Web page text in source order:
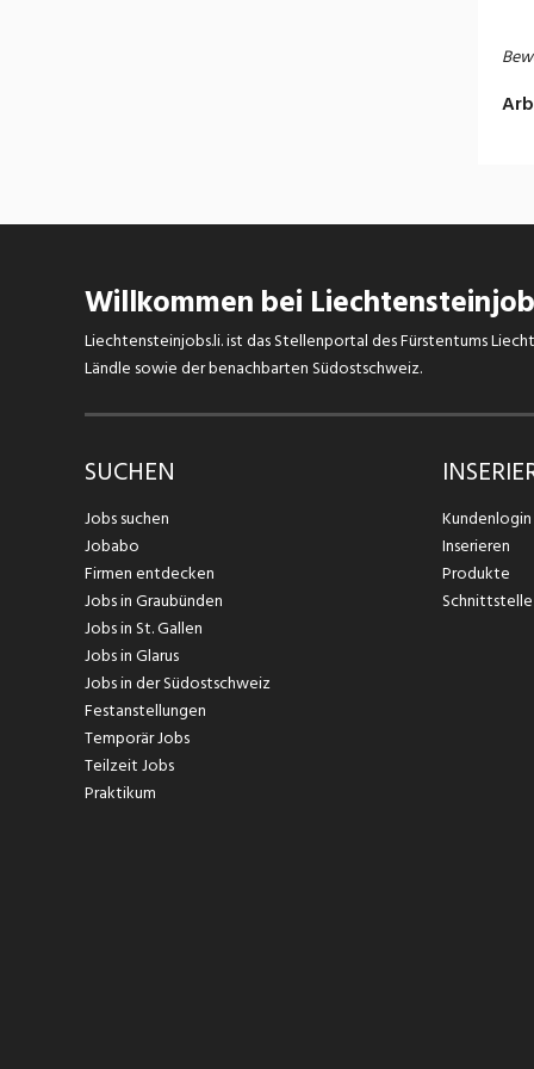
Willkommen bei
Liechtensteinjobs.li. ist das Stellenportal des Fürstentums
Ländle sowie der benachbarten Südostschweiz.
SUCHEN
Jobs suchen
Jobabo
Firmen entdecken
Jobs in Graubünden
Jobs in St. Gallen
Jobs in Glarus
Jobs in der Südostschweiz
Festanstellungen
Temporär Jobs
Teilzeit Jobs
Praktikum
Kundenlogin
Inserieren
Produkte
Schnittstelle